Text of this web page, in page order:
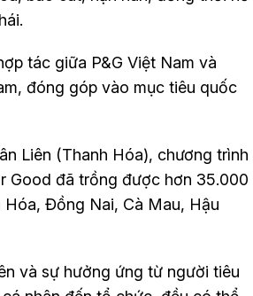
tác giữa P&G Việt Nam và
đóng góp vào mục tiêu quốc
Liên (Thanh Hóa), chương trình
Good đã trồng được hơn 35.000
Đồng Nai, Cà Mau, Hậu
và sự hưởng ứng từ người tiêu